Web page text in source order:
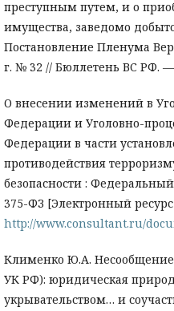
преступным путем, и о
имущества, заведомо
Постановление Пленума
г. № 32 // Бюллетень ВС РФ.
О внесении изменений в
Федерации и Уголовно-
Федерации в части
противодействия
безопасности :
375-ФЗ [Электронный
http://www.consultant.ru/
Клименко Ю.А. Несообщение
УК РФ): юридическая
укрывательством… и